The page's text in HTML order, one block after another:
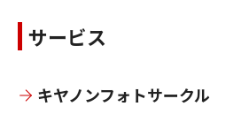
サービス
キヤノンフォトサークル